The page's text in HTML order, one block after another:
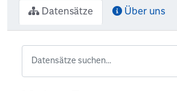
Datensätze Über uns